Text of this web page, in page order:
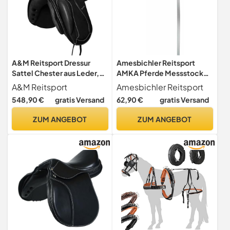
A&M Reitsport Dressur
Sattel Chester aus Leder,
wechselbares Kopfeisen,
Polyflex Baum, Schwarz,
Größe:17.5 Zoll
A&M Reitsport
548,90 € gratis Versand
ZUM ANGEBOT
Amesbichler Reitsport
AMKA Pferde Messstock
Stockmaß für Pferde bis
180 cm mit Wasserwaage
Stockmaß
Amesbichler Reitsport
62,90 € gratis Versand
ZUM ANGEBOT